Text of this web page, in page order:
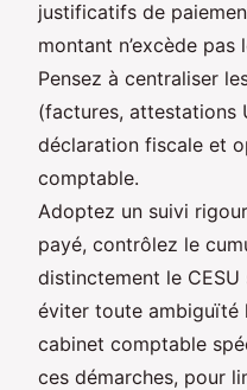
justificatifs de
montant n’excède
Pensez à centraliser
(factures, attestations
déclaration fiscale et
comptable.
Adoptez un suivi
payé, contrôlez le
distinctement le
éviter toute ambiguïté
cabinet comptable
ces démarches, pour